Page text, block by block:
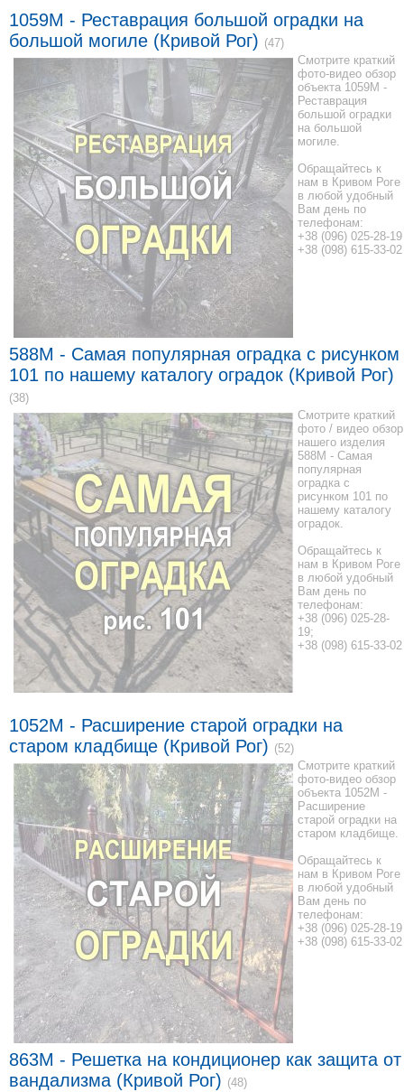
1059М - Реставрация большой оградки на
большой могиле (Кривой Рог) (47)
Смотрите краткий
фото-видео обзор
объекта 1059М -
Реставрация
большой оградки
на большой
могиле.
Обращайтесь к
нам в Кривом Роге
в любой удобный
Вам день по
телефонам:
+38 (096) 025-28-19
+38 (098) 615-33-02
588M - Самая популярная оградка с рисунком
101 по нашему каталогу оградок (Кривой Рог)
(38)
Смотрите краткий
фото / видео обзор
нашего изделия
588M - Самая
популярная
оградка с
рисунком 101 по
нашему каталогу
оградок.
Обращайтесь к
нам в Кривом Роге
в любой удобный
Вам день по
телефонам:
+38 (096) 025-28-
19;
+38 (098) 615-33-02
1052M - Расширение старой оградки на
старом кладбище (Кривой Рог) (52)
Смотрите краткий
фото-видео обзор
объекта 1052M -
Расширение
старой оградки на
старом кладбище.
Обращайтесь к
нам в Кривом Роге
в любой удобный
Вам день по
телефонам:
+38 (096) 025-28-19
+38 (098) 615-33-02
863M - Решетка на кондиционер как защита от
вандализма (Кривой Рог) (48)